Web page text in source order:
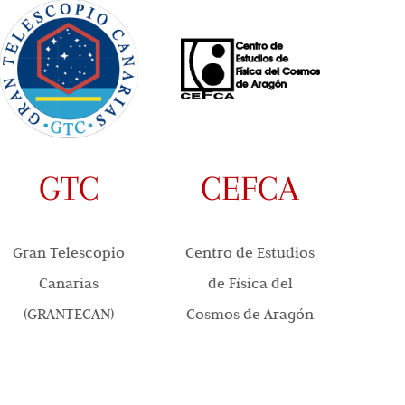
GTC
Gran Telescopio
Canarias
(GRANTECAN)
CEFCA
Centro de Estudios
de Física del
Cosmos de Aragón